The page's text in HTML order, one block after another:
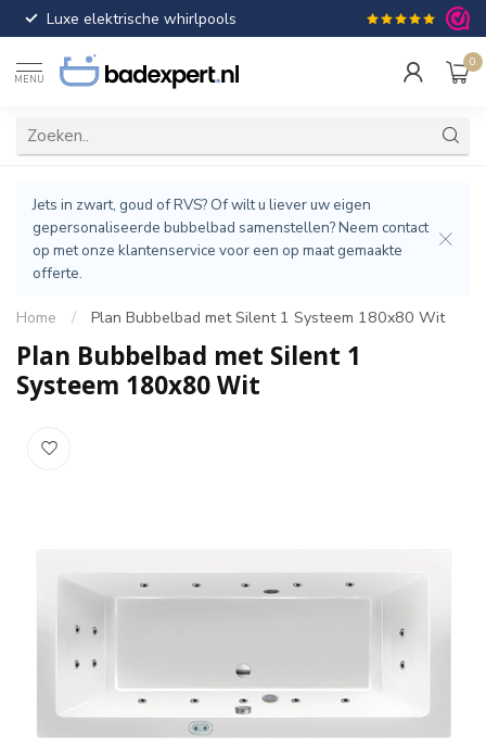
Luxe elektrische whirlpools Gratis
MENU
0
Jets in zwart, goud of RVS? Of wilt u liever uw eigen
gepersonaliseerde bubbelbad samenstellen? Neem contact
op met onze klantenservice voor een op maat gemaakte
offerte.
Home / Plan Bubbelbad met Silent 1 Systeem 180x80 Wit
Plan Bubbelbad met Silent 1
Systeem 180x80 Wit